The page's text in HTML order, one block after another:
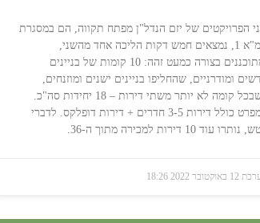
הפרויקטים של יזם הנדל"ן מפתח תקווה, הם במסגרת
תמ"א 1, נמצאים חמש דקות הליכה אחד מהשני,
ומתוכננים בצורה כמעט זהה: 10 קומות של בניינים
ומודרניים, שהחליפו בניינים ישנים ומוזנחים,
כשבכל קומה לא יותר משתי דירות – 18 יחידות סה"כ.
המפרט כולל דירות 3-5 חדרים + דירות דופלקס. לדברי
עוד 10 דירות למכירה מתוך ה-36.
12 באוקטובר 2022 18:26